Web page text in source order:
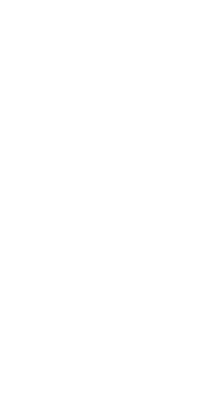
Clínica Dental Rosch es un
¿CUÁNTO DURA UN
PARA ALARGAR UN
En el post de hoy te contamos cuánto